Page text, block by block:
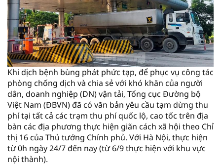
Khi dịch bệnh bùng phát phức tạp, để phục vụ công tác
phòng chống dịch và chia sẻ với khó khăn của người
dân, doanh nghiệp (DN) vận tải, Tổng cục Đường bộ
Việt Nam (ĐBVN) đã có văn bản yêu cầu tạm dừng thu
phí tại tất cả các trạm thu phí quốc lộ, cao tốc trên địa
bàn các địa phương thực hiện giãn cách xã hội theo Chỉ
thị 16 của Thủ tướng Chính phủ. Với Hà Nội, thực hiện
từ 0h ngày 24/7 đến nay (từ 6/9 thực hiện với khu vực
nội thành).